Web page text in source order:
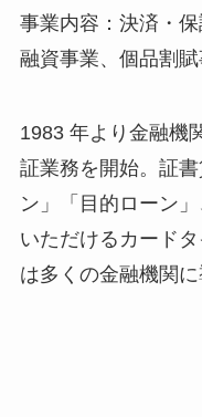
事業内容：決済・
融資事業、個品割
1983 年より金融機
証業務を開始。証
ン」「目的ローン
いただけるカード
は多くの金融機関に